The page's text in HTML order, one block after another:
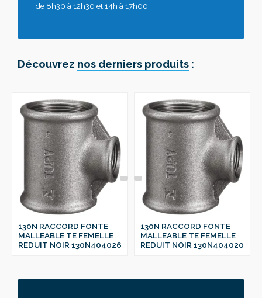
de 8h30 à 12h30 et 14h à 17h00
Découvrez nos derniers produits :
130N RACCORD FONTE
MALLEABLE TE FEMELLE
REDUIT NOIR 130N404026
130N RACCORD FONTE
MALLEABLE TE FEMELLE
REDUIT NOIR 130N404020